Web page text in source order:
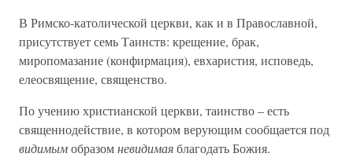
В Римско-католической церкви, как и в Православной,
присутствует семь Таинств: крещение, брак,
миропомазание (конфирмация), евхаристия, исповедь,
елеосвящение, священство.
По учению христианской церкви, таинство – есть
священнодействие, в котором верующим сообщается под
видимымобразомневидимаяблагодать Божия.